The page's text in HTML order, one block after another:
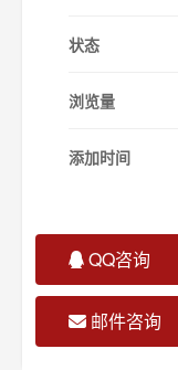
状态
浏览量
添加时间
QQ咨询
邮件咨询